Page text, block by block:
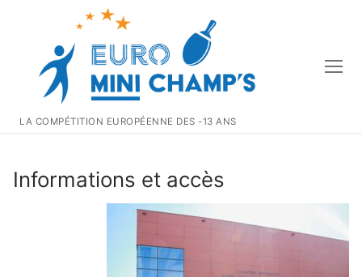
LA COMPÉTITION EUROPÉENNE DES -13 ANS
Informations et accès